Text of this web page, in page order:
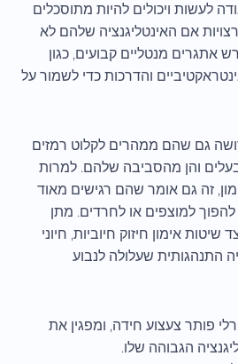
לעשות ויכולים להיות מתוסכלים
אם האינטליגנציה שלהם לא
אתגרים מנטליים קבועים, כגון
והדרכות כדי לשמור על
גם שהם ממהרים לקלוט רמזים
והן מהסביבה שלהם. למרות
זה גם אומר שהם רגישים מאוד
למוצפים או לחרדים. מתן
אימון חיזוק חיוביות, חיוני
התנהגותית שעלולה לנבוע